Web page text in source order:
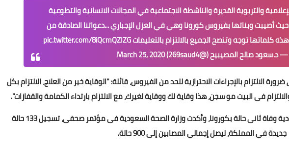
والتربوية القديرة والناشطة الاجتماعية في المجالات الانسانية والتطوعية
حيث أصيبت وبناتها بفيروس كورونا وهي في العزل الإجباري ...دعواتنا الصادقة من
كلماتها توجه وتنصح الجميع بالالتزام بالتعليماتpic.twitter.com/8iQcmQZIZG
— د.سعود صالح المصيبيح (@269saud4)
March 25, 2020
الالتزام بالإجراءات الاحترازية للحد من الفيروس، قائلة: "الوقاية خير من العلاج، الالتزام بكل
فى البيت مو سجن، هذا وقاية لك ووقاية لغيرك، مع الالتزام بارتداء الكمامة والقفازات".
كما وأعلنت المملكة العربية السعودية وفاة ثانى حالة بكورونا، وأكدت وزارة الصحة السعودية فى مؤتمر صحفى، تسجيل 133 حالة
جديدة في المملكة، ليصل إجمالي المصابين إلى 900 حالة.